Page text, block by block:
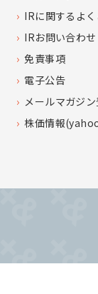
IRに関するよ
IRお問い合わせ
免責事項
電子公告
メールマガジ
株価情報